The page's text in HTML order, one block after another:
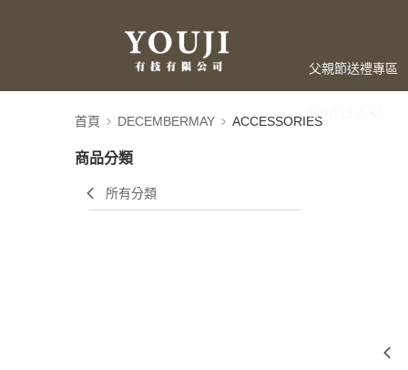
父親節送禮專區
LAHELLA
首頁 DECEMBERMAY ACCESSORIES
商品分類
所有分類